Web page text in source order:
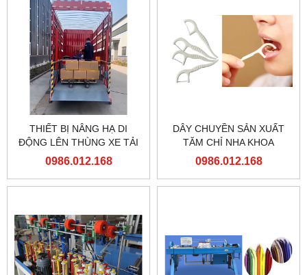
THIẾT BỊ NÂNG HẠ DI
ĐỘNG LÊN THÙNG XE TẢI
0986.012.168
DÂY CHUYỀN SẢN XUẤT
TĂM CHỈ NHA KHOA
0986.012.168